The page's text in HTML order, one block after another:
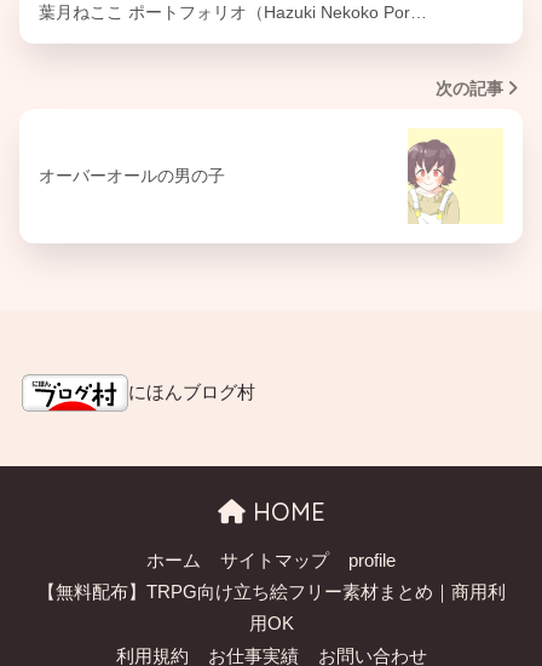
葉月ねここ ポートフォリオ（Hazuki Nekoko Por…
次の記事
オーバーオールの男の子
にほんブログ村
HOME
ホーム サイトマップ
profile
【無料配布】TRPG向け立ち絵フリー素材まとめ｜商用利
用OK
利用規約
お仕事実績 お問い合わせ